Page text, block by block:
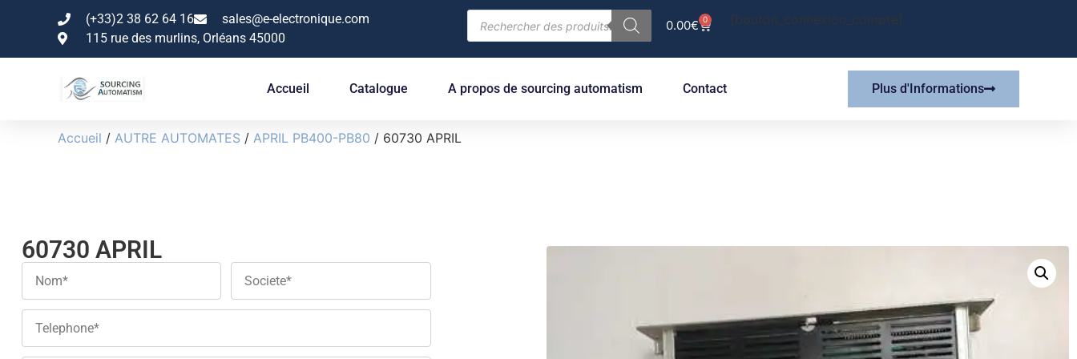
(+33)2 38 62 64 16
sales@e-electronique.com
115 rue des murlins, Orléans 45000
0.00€ 0 [bouton_connexion_compte]
Accueil Catalogue A propos de sourcing automatism Contact Plus d'Informations
Accueil / AUTRE AUTOMATES / APRIL PB400-PB80 / 60730 APRIL
60730 APRIL